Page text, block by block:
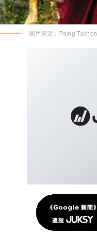
圖片來源： Paing Takhon